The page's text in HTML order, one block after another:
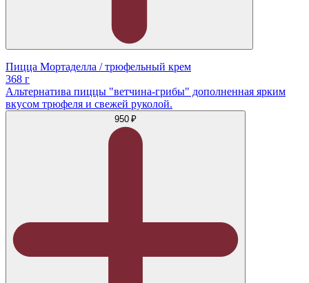
Пицца Мортаделла / трюфельный крем
368 г
Альтернатива пиццы "ветчина-грибы" дополненная ярким
вкусом трюфеля и свежей руколой.
950 ₽